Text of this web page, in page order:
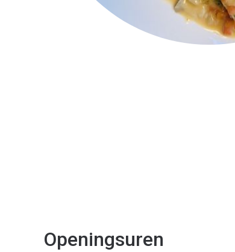
Openingsuren